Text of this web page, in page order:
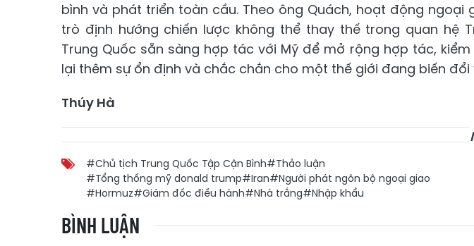
bình và phát triển toàn cầu. Theo ông Quách, hoạt động ngoại
trò định hướng chiến lược không thể thay thế trong quan hệ
Trung Quốc sẵn sàng hợp tác với Mỹ để mở rộng hợp tác,
lại thêm sự ổn định và chắc chắn cho một thế giới đang biến đổi
Thúy Hà
#Chủ tịch Trung Quốc Tập Cận Bình#Thảo luận
#Tổng thống mỹ donald trump#Iran#Người phát ngôn bộ ngoại giao
#Hormuz#Giám đốc điều hành#Nhà trắng#Nhập khẩu
BÌNH LUẬN